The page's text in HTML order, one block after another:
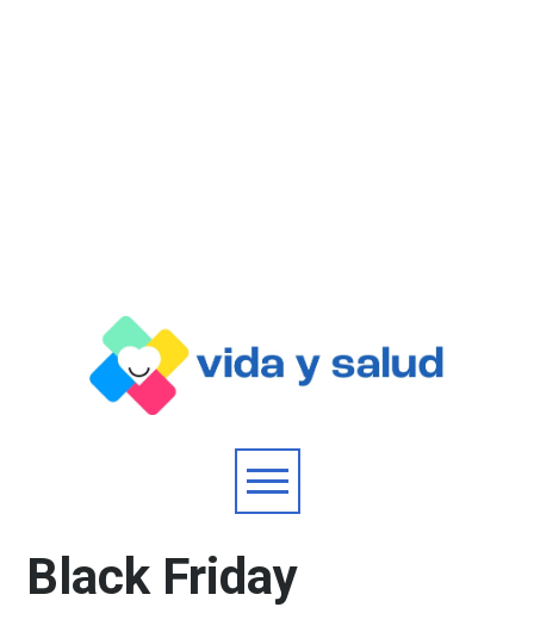
Black Friday